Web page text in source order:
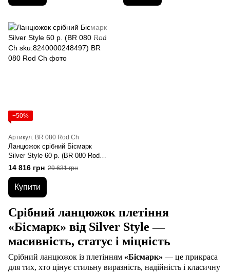
−50%
Артикул: BR 080 Rod Ch
Ланцюжок срібний Бісмарк
Silver Style 60 р. (BR 080 Rod
Ch sku:8240000248497)
14 816 грн 29 631 грн
Купити
Срібний ланцюжок плетіння
«Бісмарк» від Silver Style —
масивність, статус і міцність
Срібний ланцюжок із плетінням «Бісмарк» — це прикраса
для тих, хто цінує стильну виразність, надійність і класичну